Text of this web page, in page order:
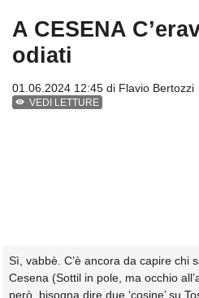
A CESENA
odiati
01.06.2024 12:45 di Flavio Bertozzi
VEDI LETTURE
Sì, vabbè. C’è ancora da capire chi
Cesena (Sottil in pole, ma occhio
però, bisogna dire due ‘cosine’ su